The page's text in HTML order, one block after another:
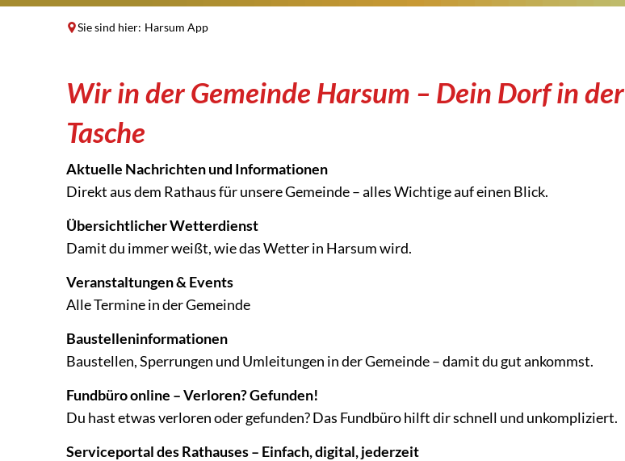
Sie sind hier: Harsum App
HarsumWir in der Gemeinde Harsum – Dein Dorf in der
Tasche
Aktuelle Nachrichten und Informationen
Direkt aus dem Rathaus für unsere Gemeinde – alles Wichtige auf einen Blick.
Übersichtlicher Wetterdienst
Damit du immer weißt, wie das Wetter in Harsum wird.
Veranstaltungen & Events
Alle Termine in der Gemeinde
Baustelleninformationen
Baustellen, Sperrungen und Umleitungen in der Gemeinde – damit du gut ankommst.
Fundbüro online – Verloren? Gefunden!
Du hast etwas verloren oder gefunden? Das Fundbüro hilft dir schnell und unkompliziert.
Serviceportal des Rathauses – Einfach, digital, jederzeit